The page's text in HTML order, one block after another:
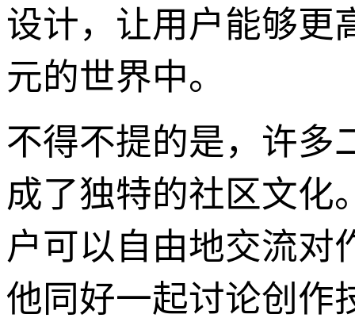
设计，让用户能够更
元的世界中。
不得不提的是，许多
成了独特的社区文化
户可以自由地交流对
他同好一起讨论创作